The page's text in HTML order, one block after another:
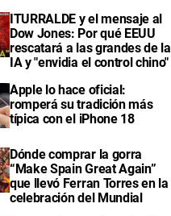
ITURRALDE y el mensaje al
Dow Jones: Por qué EEUU
rescatará a las grandes de la
IA y "envidia el control chino"
Apple lo hace oficial:
romperá su tradición más
típica con el iPhone 18
Dónde comprar la gorra
“Make Spain Great Again”
que llevó Ferran Torres en la
celebración del Mundial